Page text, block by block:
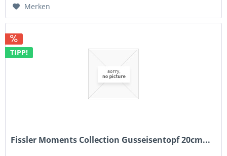
Merken
TIPP!
Fissler Moments Collection Gusseisentopf 20cm...